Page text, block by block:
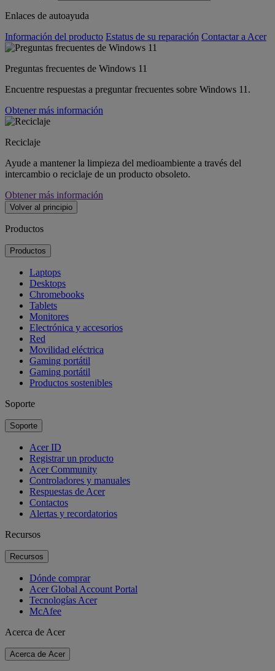
Enlaces de autoayuda
Información del producto Estatus de su reparación Contactar a Acer
Preguntas frecuentes de Windows 11
Encuentre respuestas a preguntar frecuentes sobre Windows 11.
Obtener más información
Reciclaje
Ayude a mantener la limpieza del medioambiente a través del
intercambio o reciclaje de un producto obsoleto.
Obtener más información
Volver al principio
Productos
Productos
Laptops
Desktops
Chromebooks
Tablets
Monitores
Electrónica y accesorios
Red
Movilidad eléctrica
Gaming portátil
Gaming portátil
Productos sostenibles
Soporte
Soporte
Acer ID
Registrar un producto
Acer Community
Controladores y manuales
Respuestas de Acer
Contactos
Alertas y recordatorios
Recursos
Recursos
Dónde comprar
Acer Global Account Portal
Tecnologías Acer
McAfee
Acerca de Acer
Acerca de Acer